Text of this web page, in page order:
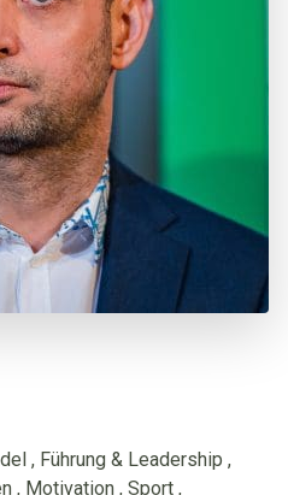
, Führung & Leadership ,
, Motivation , Sport ,